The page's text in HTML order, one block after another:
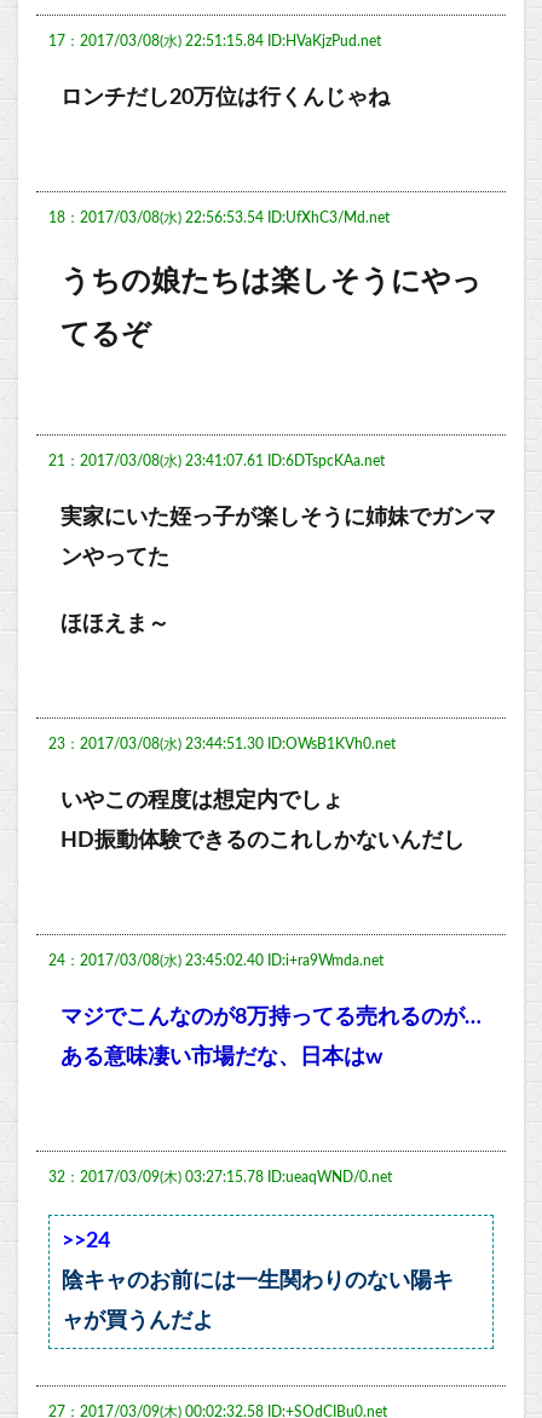
17：2017/03/08(水) 22:51:15.84 ID:HVaKjzPud.net
ロンチだし20万位は行くんじゃね
18：2017/03/08(水) 22:56:53.54 ID:UfXhC3/Md.net
うちの娘たちは楽しそうにやっ
てるぞ
21：2017/03/08(水) 23:41:07.61 ID:6DTspcKAa.net
実家にいた姪っ子が楽しそうに姉妹でガンマ
ンやってた
ほほえま～
23：2017/03/08(水) 23:44:51.30 ID:OWsB1KVh0.net
いやこの程度は想定内でしょ
HD振動体験できるのこれしかないんだし
24：2017/03/08(水) 23:45:02.40 ID:i+ra9Wmda.net
マジでこんなのが8万持ってる売れるのが…
ある意味凄い市場だな、日本はw
32：2017/03/09(木) 03:27:15.78 ID:ueaqWND/0.net
>>24
陰キャのお前には一生関わりのない陽キ
ャが買うんだよ
27：2017/03/09(木) 00:02:32.58 ID:+SOdCIBu0.net